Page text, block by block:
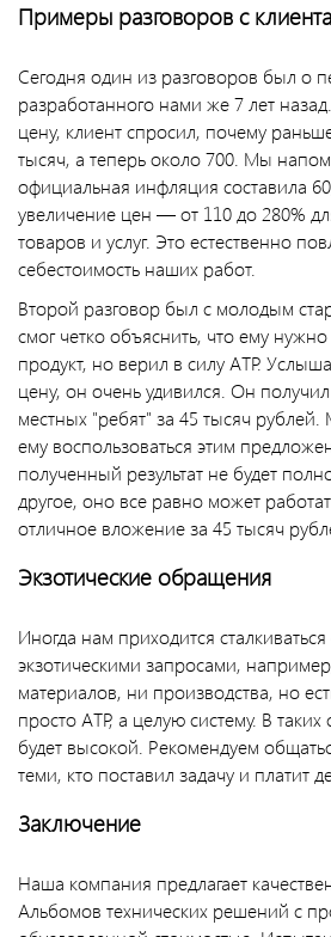
Примеры разговоров с
Сегодня один из разговоров был о
разработанного нами же 7 лет
цену, клиент спросил, почему
тысяч, а теперь около 700. Мы
официальная инфляция составила
увеличение цен — от 110 до 280%
товаров и услуг. Это естественно
себестоимость наших работ.
Второй разговор был с молодым
смог четко объяснить, что ему
продукт, но верил в силу АТР.
цену, он очень удивился. Он
местных "ребят" за 45 тысяч
ему воспользоваться этим
полученный результат не будет
другое, оно все равно может
отличное вложение за 45 тысяч
Экзотические обращения
Иногда нам приходится
экзотическими запросами,
материалов, ни производства, но
просто АТР, а целую систему. В таких
будет высокой. Рекомендуем
теми, кто поставил задачу и платит
Заключение
Наша компания предлагает
Альбомов технических решений с